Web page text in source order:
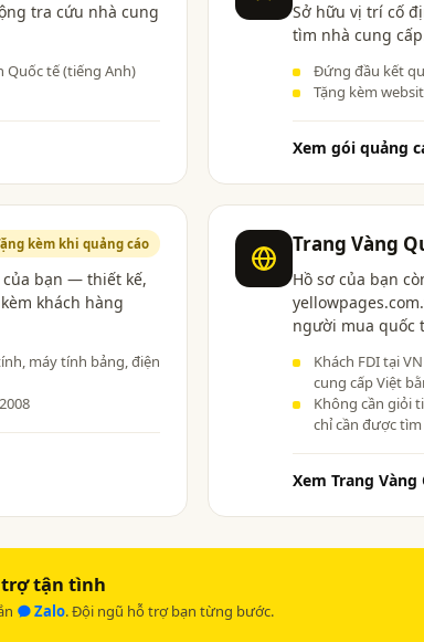
tra cứu nhà cung
Quốc tế (tiếng Anh)
Sở hữu vị trí cố
tìm nhà cung
Đứng đầu kết
Tặng kèm
Xem gói quảng
kèm khi quảng cáo
của bạn — thiết kế,
khách hàng
máy tính bảng, điện
Trang Vàng
Hồ sơ của bạn
người mua quốc
Khách FDI tại
cung cấp Việt
Không cần giỏi
chỉ cần được
Xem Trang Vàng
trợ tận tình
Zalo. Đội ngũ hỗ trợ bạn từng bước.